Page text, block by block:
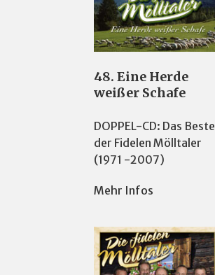
48. Eine Herde
weißer Schafe
DOPPEL-CD: Das Beste
der Fidelen Mölltaler
(1971 -2007)
Mehr Infos